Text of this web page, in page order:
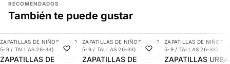
RECOMENDADOS
También te puede gustar
-30%
AGREGAR
ZAPATILLAS DE NIÑOS (EDAD
5-9 / TALLAS 26-33)
ZAPATILLAS DE
-10%
AGREGAR
ZAPATILLAS DE NIÑOS (EDAD
5-9 / TALLAS 26-33)
ZAPATILLAS DE
-29%
ZAPATILLAS DE NIÑOS
5-9 / TALLAS 26-33)
ZAPATILLAS